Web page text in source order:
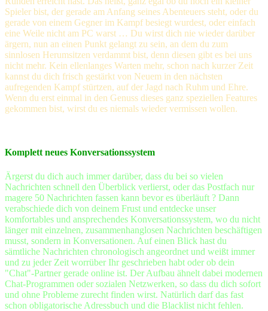
Spieler bist, der gerade am Anfang seines Abenteuers steht, oder du
gerade von einem Gegner im Kampf besiegt wurdest, oder einfach
eine Weile nicht am PC warst … Du wirst dich nie wieder darüber
ärgern, nun an einen Punkt gelangt zu sein, an dem du zum
sinnlosen Herumsitzen verdammt bist, denn diesen gibt es bei uns
nicht mehr. Kein ellenlanges Warten mehr, schon nach kurzer Zeit
kannst du dich frisch gestärkt von Neuem in den nächsten
aufregenden Kampf stürtzen, auf der Jagd nach Ruhm und Ehre.
Wenn du erst einmal in den Genuss dieses ganz speziellen Features
gekommen bist, wirst du es niemals wieder vermissen wollen.
Komplett neues Konversationssystem
Ärgerst du dich auch immer darüber, dass du bei so vielen
Nachrichten schnell den Überblick verlierst, oder das Postfach nur
magere 50 Nachrichten fassen kann bevor es überläuft ? Dann
verabschiede dich von deinem Frust und entdecke unser
komfortables und ansprechendes Konversationssystem, wo du nicht
länger mit einzelnen, zusammenhanglosen Nachrichten beschäftigen
musst, sondern in Konversationen. Auf einen Blick hast du
sämtliche Nachrichten chronologisch angeordnet und weißt immer
und zu jeder Zeit worrüber Ihr geschrieben habt oder ob dein
"Chat"-Partner gerade online ist. Der Aufbau ähnelt dabei modernen
Chat-Programmen oder sozialen Netzwerken, so dass du dich sofort
und ohne Probleme zurecht finden wirst. Natürlich darf das fast
schon obligatorische Adressbuch und die Blacklist nicht fehlen.